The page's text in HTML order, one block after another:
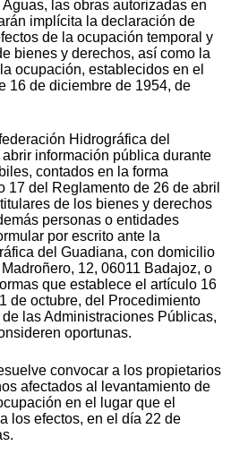
las obras autorizadas en
implícita la declaración de
de la ocupación temporal y
bienes y derechos, así como la
ocupación, establecidos en el
16 de diciembre de 1954, de
Hidrográfica del
información pública durante
contados en la forma
17 del Reglamento de 26 de abril
de los bienes y derechos
personas o entidades
por escrito ante la
del Guadiana, con domicilio
12, 06011 Badajoz, o
que establece el artículo 16
de octubre, del Procedimiento
las Administraciones Públicas,
oportunas.
convocar a los propietarios
afectados al levantamiento de
en el lugar que el
los efectos, en el día 22 de